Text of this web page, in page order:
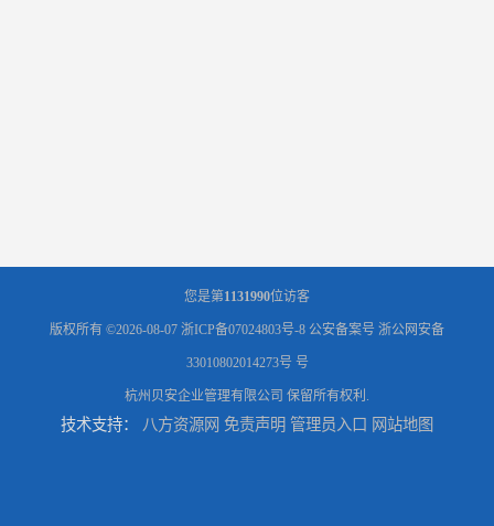
您是第1131990位访客
版权所有 ©2026-08-07 浙ICP备07024803号-8 公安备案号 浙公网安备
33010802014273号 号
杭州贝安企业管理有限公司 保留所有权利.
技术支持： 八方资源网 免责声明 管理员入口 网站地图